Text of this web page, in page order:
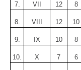
7. VII 12 8
8. VIII 12 10
9. IX 10 8
10. X 7 6